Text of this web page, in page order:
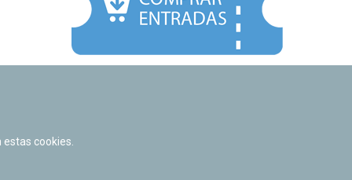
cookies.